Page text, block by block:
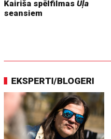
Kairiša spēlfilmasUļa
seansiem
EKSPERTI/BLOGERI